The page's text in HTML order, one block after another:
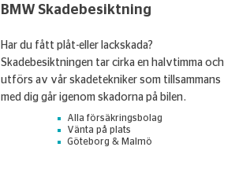
BMW Skadebesiktning
Har du fått plåt-eller lackskada?
Skadebesiktningen tar cirka en halvtimma och
utförs av vår skadetekniker som tillsammans
med dig går igenom skadorna på bilen.
Alla försäkringsbolag
Vänta på plats
Göteborg & Malmö